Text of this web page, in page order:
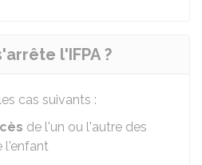
l'IFPA ?
cas suivants :
de l'un ou l'autre des
l'enfant